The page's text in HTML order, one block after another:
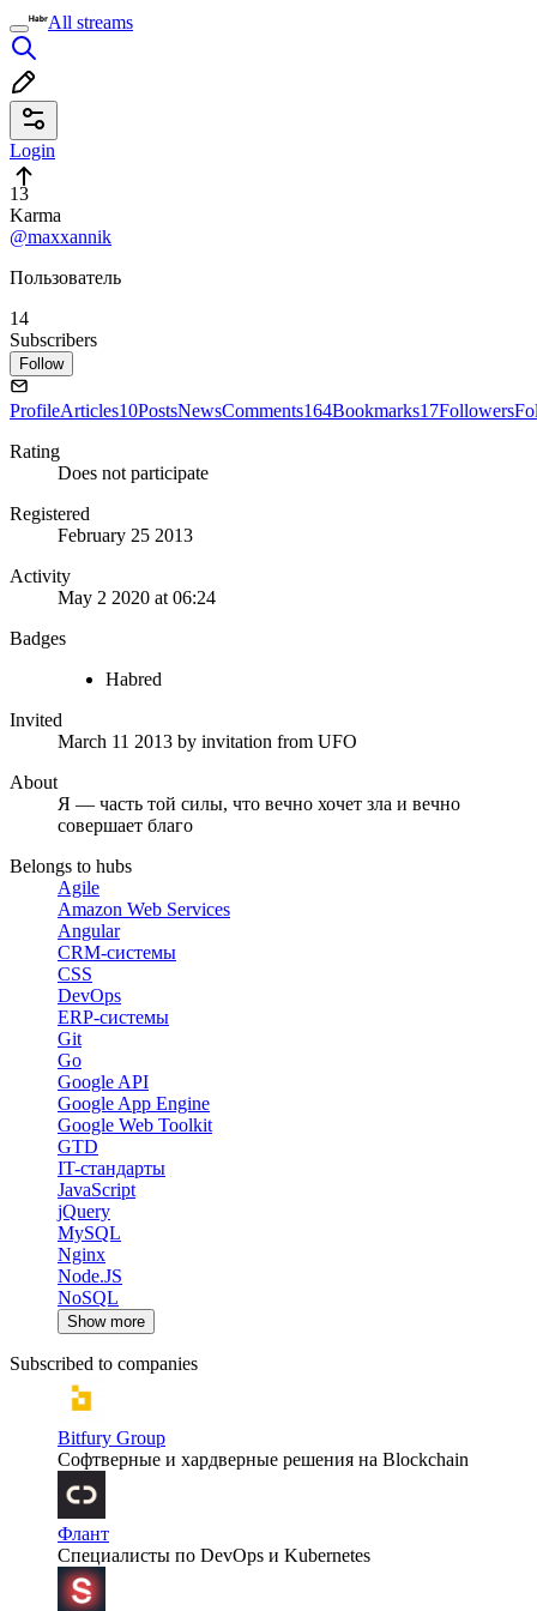
All streams
Login
13
Karma
@maxxannik
Пользователь
14
Subscribers
Follow
ProfileArticles10PostsNewsComments164Bookmarks17Followers
Rating
Does not participate
Registered
February 25 2013
Activity
May 2 2020 at 06:24
Badges
Habred
Invited
March 11 2013 by invitation from UFO
About
Я — часть той силы, что вечно хочет зла и вечно
совершает благо
Belongs to hubs
Agile
Amazon Web Services
Angular
CRM-системы
CSS
DevOps
ERP-системы
Git
Go
Google API
Google App Engine
Google Web Toolkit
GTD
IT-стандарты
JavaScript
jQuery
MySQL
Nginx
Node.JS
NoSQL
Show more
Subscribed to companies
Bitfury Group
Cофтверные и хардверные решения на Blockchain
Флант
Специалисты по DevOps и Kubernetes